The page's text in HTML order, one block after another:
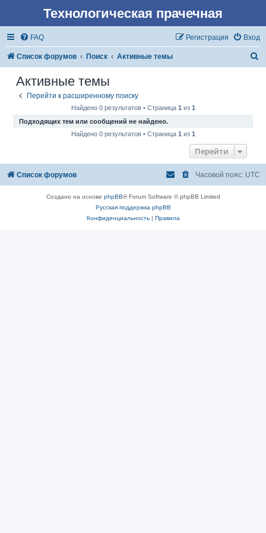
Технологическая прачечная
FAQ Вход
Регистрация
Список форумов Поиск Активные темы
Активные темы
Перейти к расширенному поиску
Найдено 0 результатов • Страница 1 из 1
Подходящих тем или сообщений не найдено.
Найдено 0 результатов • Страница 1 из 1
Перейти
Список форумов Часовой пояс: UTC
Создано на основе phpBB® Forum Software © phpBB Limited
Русская поддержка phpBB
Конфиденциальность| Правила